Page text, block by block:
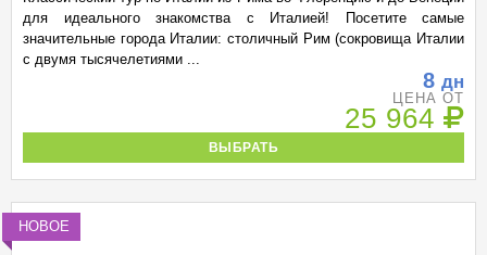
для идеального знакомства с Италией! Посетите самые
значительные города Италии: столичный Рим (сокровища Италии
с двумя тысячелетиями ...
8 дн
ЦЕНА ОТ
25 964
ВЫБРАТЬ
НОВОЕ